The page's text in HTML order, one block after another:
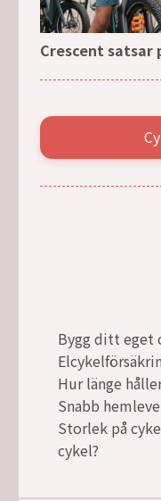
Crescent satsar
Bygg ditt eget
Hur länge
Snabb
Storlek på
cykel?